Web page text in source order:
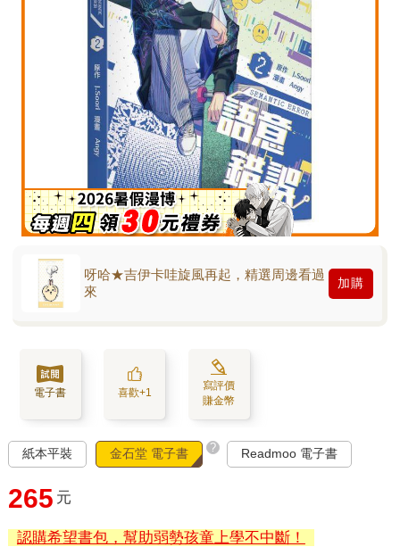
呀哈★吉伊卡哇旋風再起，精選周邊看過
來
加購
電子書 喜歡+1
寫評價
賺金幣
紙本平裝 金石堂 電子書 ? Readmoo 電子書
265 元
認購希望書包，幫助弱勢孩童上學不中斷！